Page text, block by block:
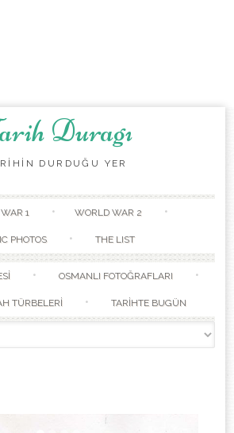
Duragı
DURDUĞU YER
1 WORLD WAR 2
PHOTOS THE LIST
OSMANLI FOTOĞRAFLARI
TÜRBELERİ TARİHTE BUGÜN